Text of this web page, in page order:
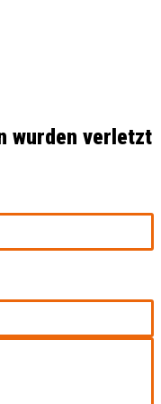
wurden verletzt